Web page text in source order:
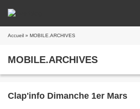
Accueil » MOBILE.ARCHIVES
MOBILE.ARCHIVES
Clap'info Dimanche 1er Mars